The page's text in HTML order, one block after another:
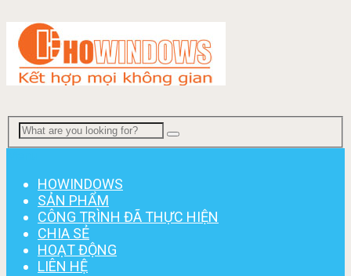
HOWINDOWS
SẢN PHẨM
CÔNG TRÌNH ĐÃ THỰC HIỆN
CHIA SẺ
HOẠT ĐỘNG
LIÊN HỆ